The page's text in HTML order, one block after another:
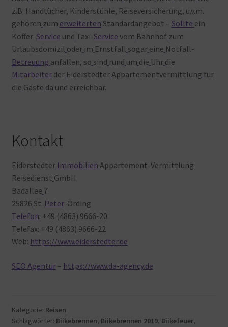
z.B. Handtücher, Kinderstühle, Reiseversicherung, u.v.m.
gehören zum erweiterten Standardangebot – Sollte ein
Koffer-Service und Taxi-Service vom Bahnhof zum
Urlaubsdomizil oder im Ernstfall sogar eine Notfall-
Betreuung anfallen, so sind rund um die Uhr die
Mitarbeiterder Eiderstedter Appartementvermittlung für
die Gäste da und erreichbar.
Kontakt
Eiderstedter Immobilien Appartement-Vermittlung
Reisedienst GmbH
Badallee 7
25826 St. Peter-Ording
Telefon: +49 (4863) 9666-20
Telefax: +49 (4863) 9666-22
Web: https://www.eiderstedter.de
SEO Agentur– https://www.da-agency.de
Kategorie: Reisen
Schlagwörter: Biikebrennen, Biikebrennen 2019, Biikefeuer,